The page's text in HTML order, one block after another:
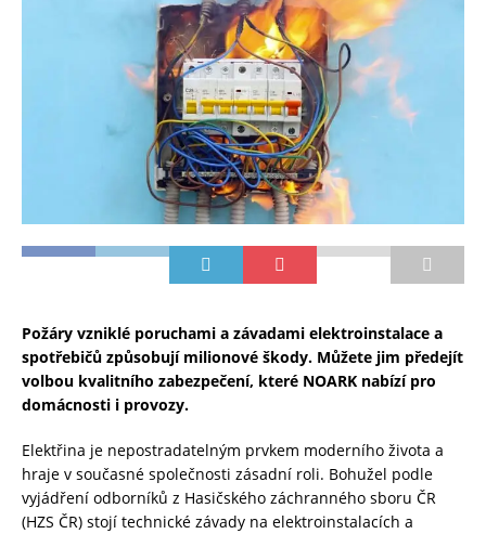
Požáry vzniklé poruchami a závadami elektroinstalace a
spotřebičů způsobují milionové škody. Můžete jim předejít
volbou kvalitního zabezpečení, které NOARK nabízí pro
domácnosti i provozy.
Elektřina je nepostradatelným prvkem moderního života a
hraje v současné společnosti zásadní roli. Bohužel podle
vyjádření odborníků z Hasičského záchranného sboru ČR
(HZS ČR) stojí technické závady na elektroinstalacích a